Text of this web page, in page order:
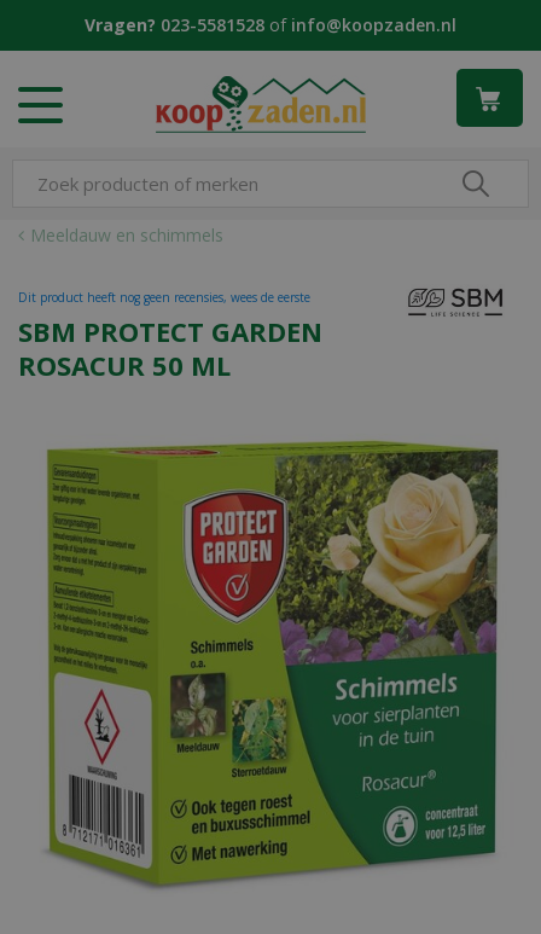
Meeldauw en schimmels
Vragen? 023-5581528 of info@koopzaden.nl
SBM PROTECT GARDEN
ROSACUR 50 ML
Dit product heeft nog geen recensies, wees de eerste